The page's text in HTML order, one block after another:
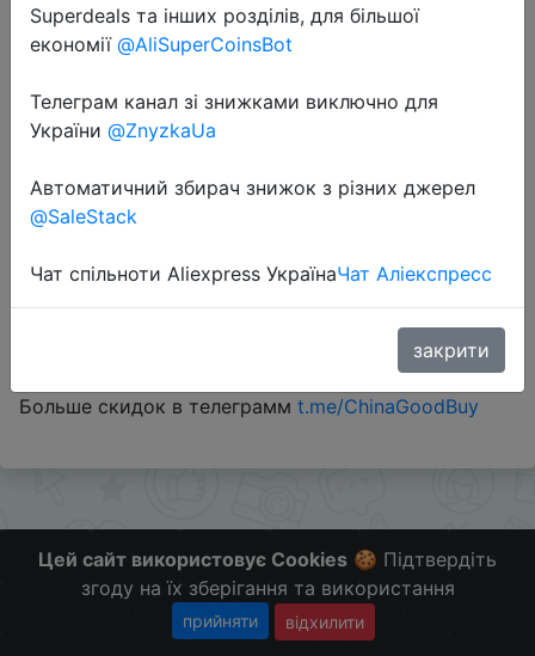
$62.99
Перейти до магазину
Больше скидок в телеграмм t.me/ChinaGoodBuy
Цей сайт використовує Cookies 🍪 Підтвердіть
згоду на їх зберігання та використання
прийняти відхилити
Superdeals та інших розділів, для більшої
економії @AliSuperCoinsBot
Телеграм канал зі знижками виключно для
України @ZnyzkaUa
Автоматичний збирач знижок з різних джерел
@SaleStack
Чат спільноти Aliexpress УкраїнаЧат Аліекспресс
закрити